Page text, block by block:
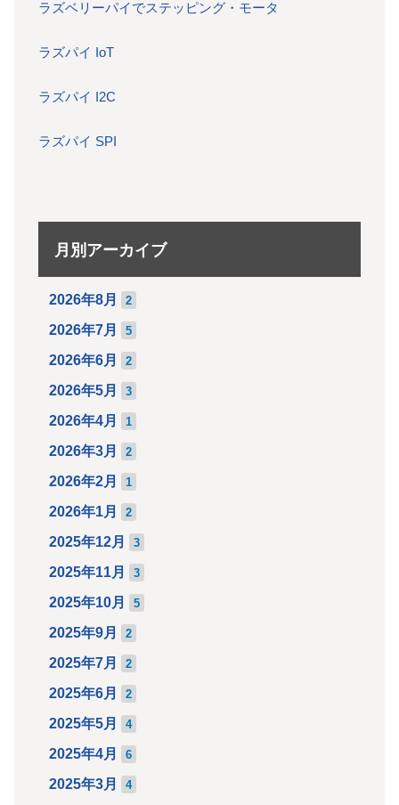
ラズベリーパイでステッピング・モータ
ラズパイ IoT
ラズパイ I2C
ラズパイ SPI
月別アーカイブ
2026年8月 2
2026年7月 5
2026年6月 2
2026年5月 3
2026年4月 1
2026年3月 2
2026年2月 1
2026年1月 2
2025年12月 3
2025年11月 3
2025年10月 5
2025年9月 2
2025年7月 2
2025年6月 2
2025年5月 4
2025年4月 6
2025年3月 4